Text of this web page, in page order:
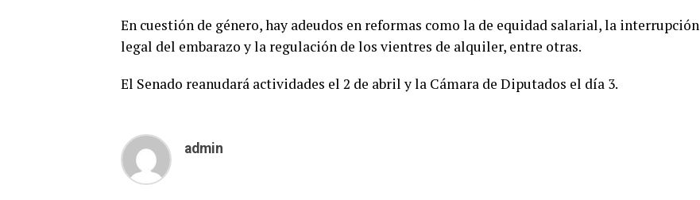
En cuestión de género, hay adeudos en reformas como la de equidad salarial, la interrupción
legal del embarazo y la regulación de los vientres de alquiler, entre otras.
El Senado reanudará actividades el 2 de abril y la Cámara de Diputados el día 3.
admin